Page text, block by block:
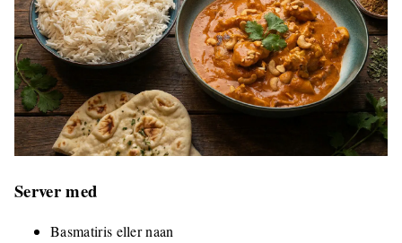
Server med
Basmatiris eller naan